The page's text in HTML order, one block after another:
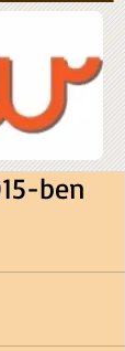
ben